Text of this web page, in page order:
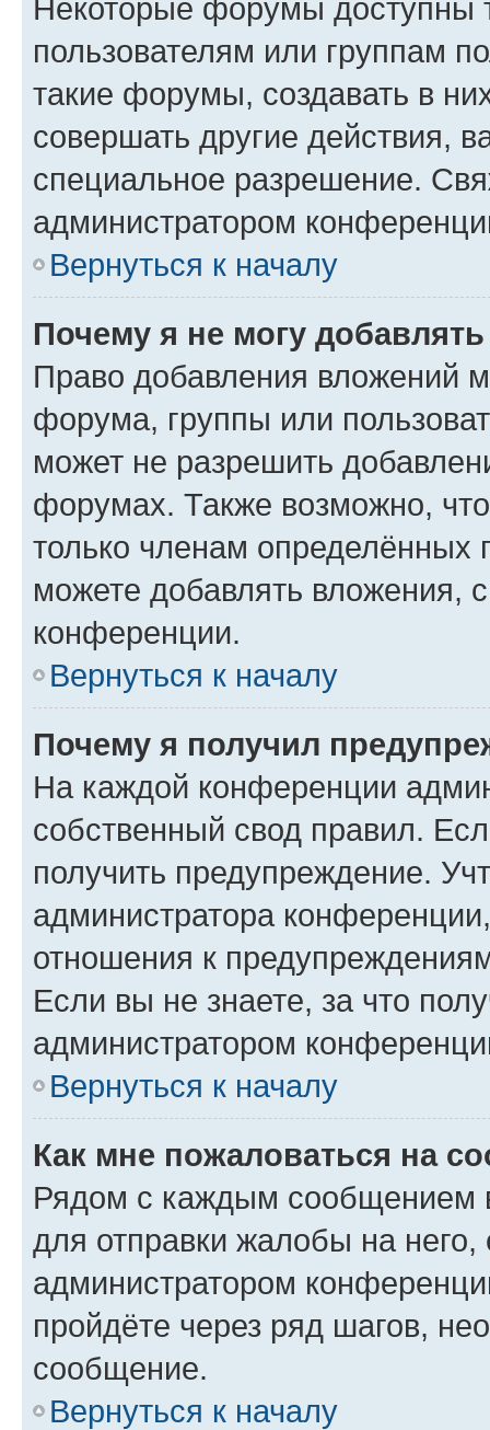
Некоторые форумы доступны
пользователям или группам
такие форумы, создавать в
совершать другие действия,
специальное разрешение.
администратором
Вернуться к началу
Почему я не могу
Право добавления вложений
форума, группы или
может не разрешить
форумах. Также возможно,
только членам определённых
можете добавлять вложения,
конференции.
Вернуться к началу
Почему я получил
На каждой конференции
собственный свод правил.
получить предупреждение.
администратора
отношения к
Если вы не знаете, за что
администратором
Вернуться к началу
Как мне пожаловаться на
Рядом с каждым сообщением
для отправки жалобы на
администратором
пройдёте через ряд шагов,
сообщение.
Вернуться к началу